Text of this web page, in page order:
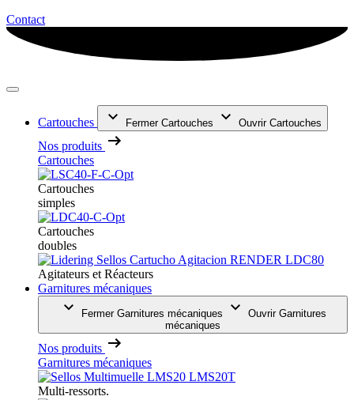
Contact
Cartouches Fermer Cartouches Ouvrir Cartouches
Nos produits
Cartouches
Cartouches
simples
Cartouches
doubles
Agitateurs et Réacteurs
Garnitures mécaniques
Fermer Garnitures mécaniques
Ouvrir Garnitures
mécaniques
Nos produits
Garnitures mécaniques
Multi-ressorts.